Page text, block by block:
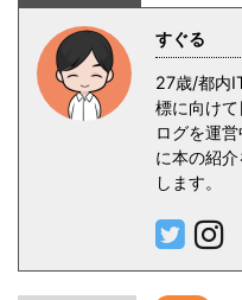
すぐる
27歳/都内
標に向け
ログを運
に本の紹
します。